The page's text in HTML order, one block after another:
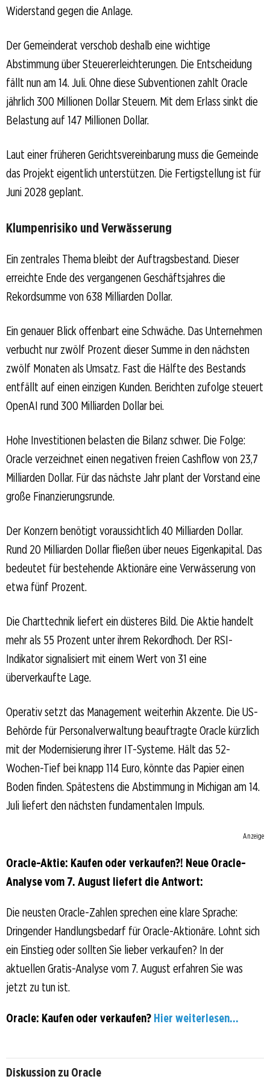
Widerstand gegen die Anlage.
Der Gemeinderat verschob deshalb eine wichtige
Abstimmung über Steuererleichterungen. Die Entscheidung
fällt nun am 14. Juli. Ohne diese Subventionen zahlt Oracle
jährlich 300 Millionen Dollar Steuern. Mit dem Erlass sinkt die
Belastung auf 147 Millionen Dollar.
Laut einer früheren Gerichtsvereinbarung muss die Gemeinde
das Projekt eigentlich unterstützen. Die Fertigstellung ist für
Juni 2028 geplant.
Klumpenrisiko und Verwässerung
Ein zentrales Thema bleibt der Auftragsbestand. Dieser
erreichte Ende des vergangenen Geschäftsjahres die
Rekordsumme von 638 Milliarden Dollar.
Ein genauer Blick offenbart eine Schwäche. Das Unternehmen
verbucht nur zwölf Prozent dieser Summe in den nächsten
zwölf Monaten als Umsatz. Fast die Hälfte des Bestands
entfällt auf einen einzigen Kunden. Berichten zufolge steuert
OpenAI rund 300 Milliarden Dollar bei.
Hohe Investitionen belasten die Bilanz schwer. Die Folge:
Oracle verzeichnet einen negativen freien Cashflow von 23,7
Milliarden Dollar. Für das nächste Jahr plant der Vorstand eine
große Finanzierungsrunde.
Der Konzern benötigt voraussichtlich 40 Milliarden Dollar.
Rund 20 Milliarden Dollar fließen über neues Eigenkapital. Das
bedeutet für bestehende Aktionäre eine Verwässerung von
etwa fünf Prozent.
Die Charttechnik liefert ein düsteres Bild. Die Aktie handelt
mehr als 55 Prozent unter ihrem Rekordhoch. Der RSI-
Indikator signalisiert mit einem Wert von 31 eine
überverkaufte Lage.
Operativ setzt das Management weiterhin Akzente. Die US-
Behörde für Personalverwaltung beauftragte Oracle kürzlich
mit der Modernisierung ihrer IT-Systeme. Hält das 52-
Wochen-Tief bei knapp 114 Euro, könnte das Papier einen
Boden finden. Spätestens die Abstimmung in Michigan am 14.
Juli liefert den nächsten fundamentalen Impuls.
Anzeige
Oracle-Aktie: Kaufen oder verkaufen?! Neue Oracle-
Analyse vom 7. August liefert die Antwort:
Die neusten Oracle-Zahlen sprechen eine klare Sprache:
Dringender Handlungsbedarf für Oracle-Aktionäre. Lohnt sich
ein Einstieg oder sollten Sie lieber verkaufen? In der
aktuellen Gratis-Analyse vom 7. August erfahren Sie was
jetzt zu tun ist.
Oracle: Kaufen oder verkaufen? Hier weiterlesen...
Diskussion zu Oracle